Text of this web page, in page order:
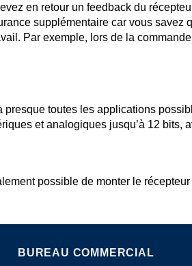
en retour un feedback du
supplémentaire car vous savez
Par exemple, lors de la
toutes les applications
et analogiques jusqu’à 12 bits,
possible de monter le
BUREAU COMMERCIAL